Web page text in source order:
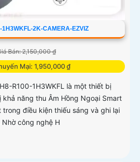
1H3WKFL-2K-CAMERA-EZVIZ
Bán: 2,150,000 ₫
Mại: 1,950,000 ₫
R100-1H3WKFL là một thiết bị
năng thu Âm Hồng Ngoại Smart
trong điều kiện thiếu sáng và ghi lại
công nghệ H